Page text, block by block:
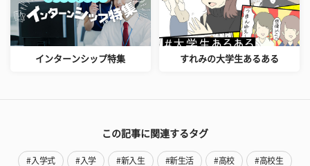
インターンシップ特集 すれみの大学生あるある
この記事に関連するタグ
#入学式 #入学 #新入生 #新生活 #高校 #高校生